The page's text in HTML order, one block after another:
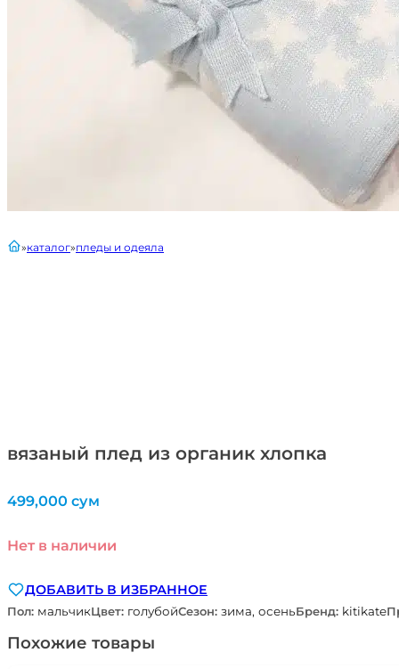
вязаный плед из органик хлопка
главнаякаталог пледы и одеяла
499,000 сум
Нет в наличии
ДОБАВИТЬ В ИЗБРАННОЕ
Пол: мальчикЦвет: голубойСезон: зима, осеньБренд: kitikate
Похожие товары